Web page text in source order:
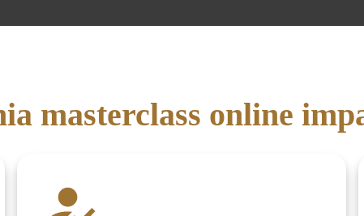
masterclass online